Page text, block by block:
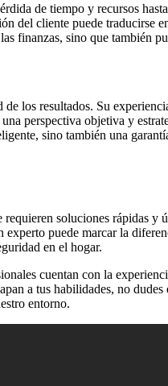
de tiempo y recursos
del cliente puede traducirse
finanzas, sino que también
los resultados. Su
perspectiva objetiva y
sino también una
soluciones rápidas
puede marcar la
en el hogar.
cuentan con la
a tus habilidades, no
entorno.